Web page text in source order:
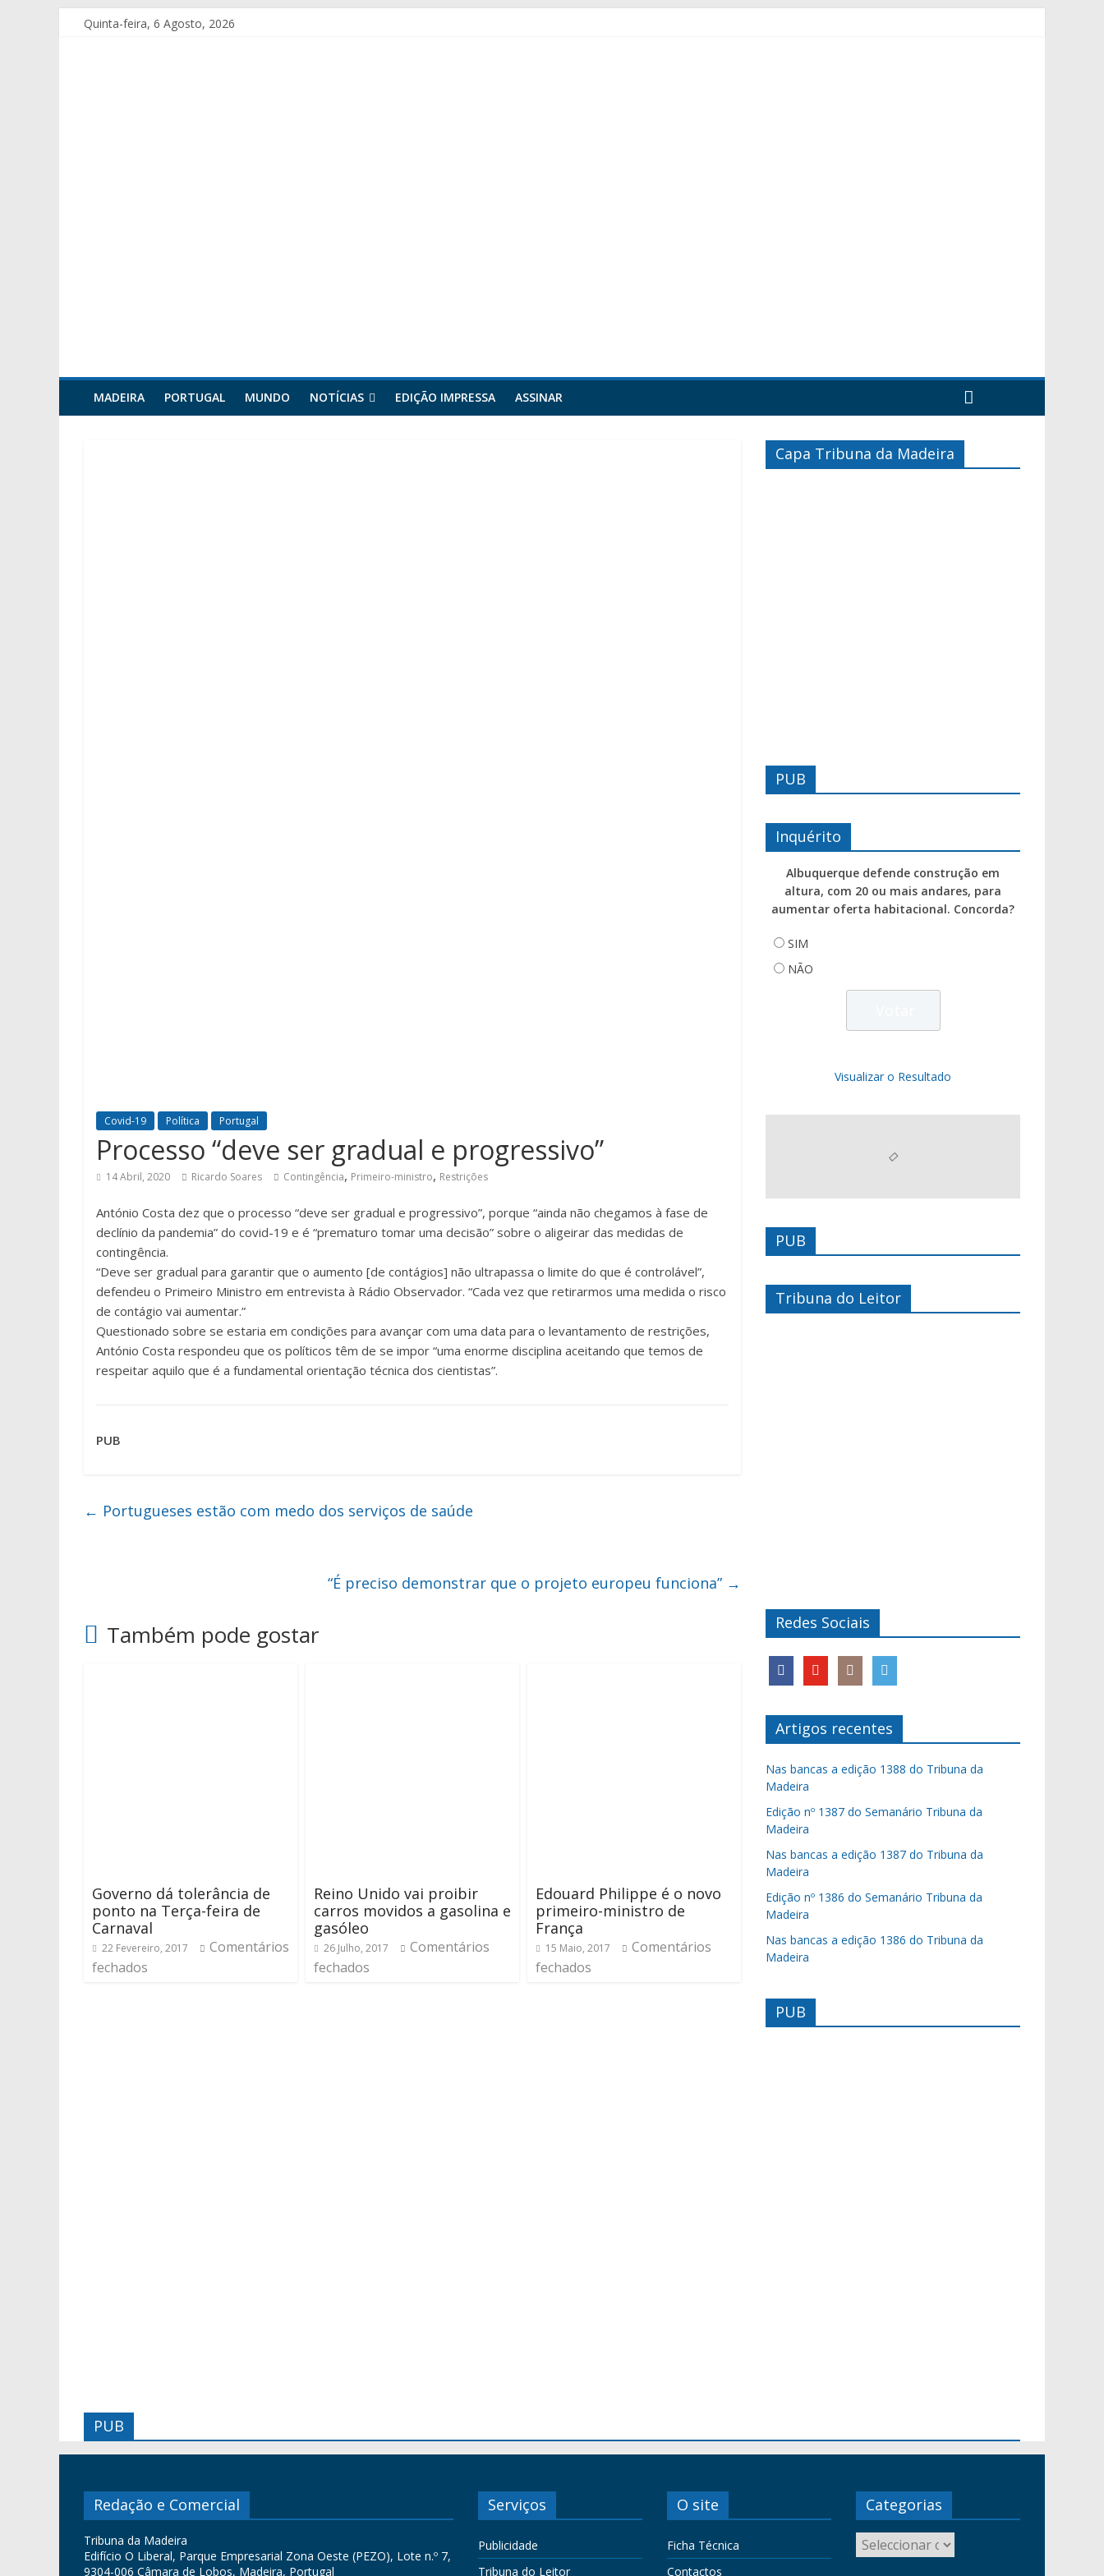
Quinta-feira, 6 Agosto, 2026
MADEIRA PORTUGAL MUNDO NOTÍCIAS EDIÇÃO IMPRESSA ASSINAR
Covid-19 Política Portugal
Processo “deve ser gradual e progressivo”
14 Abril, 2020 Ricardo Soares Contingência, Primeiro-ministro, Restrições
António Costa dez que o processo “deve ser gradual e progressivo”, porque “ainda não chegamos à fase de
declínio da pandemia” do covid-19 e é “prematuro tomar uma decisão” sobre o aligeirar das medidas de
contingência.
“Deve ser gradual para garantir que o aumento [de contágios] não ultrapassa o limite do que é controlável”,
defendeu o Primeiro Ministro em entrevista à Rádio Observador. “Cada vez que retirarmos uma medida o risco
de contágio vai aumentar.”
Questionado sobre se estaria em condições para avançar com uma data para o levantamento de restrições,
António Costa respondeu que os políticos têm de se impor “uma enorme disciplina aceitando que temos de
respeitar aquilo que é a fundamental orientação técnica dos cientistas”.
PUB
← Portugueses estão com medo dos serviços de saúde
“É preciso demonstrar que o projeto europeu funciona” →
Também pode gostar
Governo dá tolerância de
ponto na Terça-feira de
Carnaval
22 Fevereiro, 2017
Comentários
fechados
Reino Unido vai proibir
carros movidos a gasolina e
gasóleo
26 Julho, 2017
Comentários
fechados
Edouard Philippe é o novo
primeiro-ministro de
França
15 Maio, 2017
Comentários
fechados
Capa Tribuna da Madeira
PUB
Inquérito
Albuquerque defende construção em
altura, com 20 ou mais andares, para
aumentar oferta habitacional. Concorda?
SIM
NÃO
Visualizar o Resultado
PUB
Tribuna do Leitor
Redes Sociais
Artigos recentes
Nas bancas a edição 1388 do Tribuna da
Madeira
Edição nº 1387 do Semanário Tribuna da
Madeira
Nas bancas a edição 1387 do Tribuna da
Madeira
Edição nº 1386 do Semanário Tribuna da
Madeira
Nas bancas a edição 1386 do Tribuna da
Madeira
PUB
PUB
Redação e Comercial
Tribuna da Madeira
Edifício O Liberal, Parque Empresarial Zona Oeste (PEZO), Lote n.º 7,
9304-006 Câmara de Lobos, Madeira, Portugal
Serviços
Publicidade
Tribuna do Leitor
O site
Ficha Técnica
Contactos
Categorias